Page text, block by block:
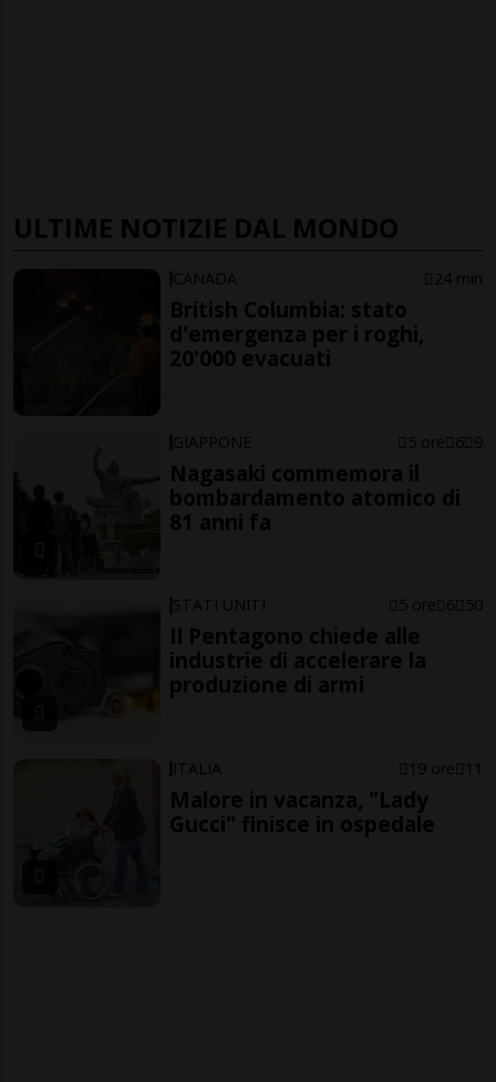
ULTIME NOTIZIE DAL MONDO
CANADA 24 min
British Columbia: stato
d'emergenza per i roghi,
20'000 evacuati
GIAPPONE 5 ore 6 9
Nagasaki commemora il
bombardamento atomico di
81 anni fa
STATI UNITI 5 ore 6 50
Il Pentagono chiede alle
industrie di accelerare la
produzione di armi
ITALIA 19 ore 11
Malore in vacanza, "Lady
Gucci" finisce in ospedale